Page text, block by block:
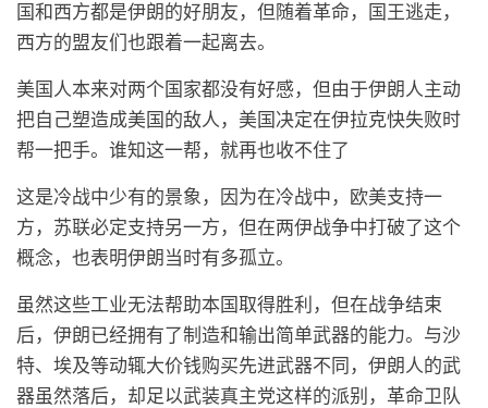
国和西方都是伊朗的好朋友，但随着革命，国王逃走，
西方的盟友们也跟着一起离去。
美国人本来对两个国家都没有好感，但由于伊朗人主动
把自己塑造成美国的敌人，美国决定在伊拉克快失败时
帮一把手。谁知这一帮，就再也收不住了
这是冷战中少有的景象，因为在冷战中，欧美支持一
方，苏联必定支持另一方，但在两伊战争中打破了这个
概念，也表明伊朗当时有多孤立。
虽然这些工业无法帮助本国取得胜利，但在战争结束
后，伊朗已经拥有了制造和输出简单武器的能力。与沙
特、埃及等动辄大价钱购买先进武器不同，伊朗人的武
器虽然落后，却足以武装真主党这样的派别，革命卫队